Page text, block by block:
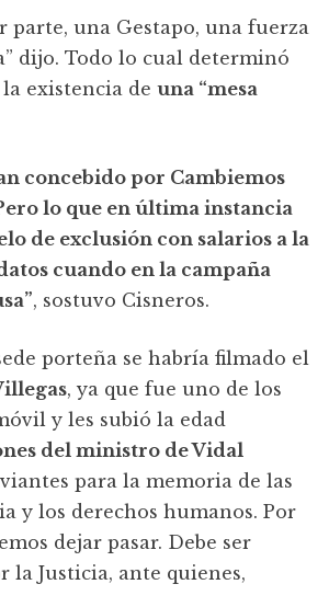
parte, una Gestapo, una fuerza
dijo. Todo lo cual determinó
existencia de una “mesa
concebido por Cambiemos
lo que en última instancia
de exclusión con salarios a la
cuando en la campaña
, sostuvo Cisneros.
porteña se habría filmado el
, ya que fue uno de los
y les subió la edad
del ministro de Vidal
para la memoria de las
y los derechos humanos. Por
dejar pasar. Debe ser
Justicia, ante quienes,